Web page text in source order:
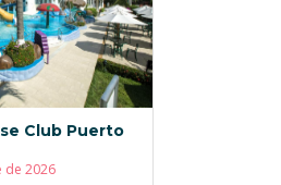
Club Puerto
de 2026